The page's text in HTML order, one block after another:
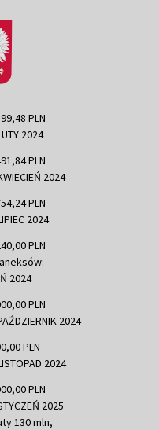
PLN
2024
PLN
2024
PLN
2024
PLN
2024
PLN
2024
PLN
2024
PLN
2025
130 mln,